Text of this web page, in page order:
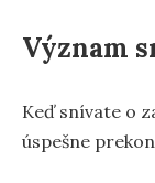
Význam
Keď snívate o
úspešne